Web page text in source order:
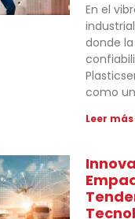
En el
donde
como
Leer más